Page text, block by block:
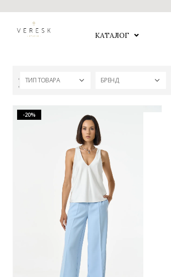
КАТАЛОГ
ТИП ТОВАРА БРЕНД
-20%